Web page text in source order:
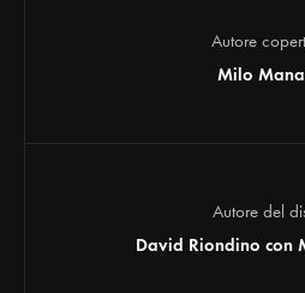
Autore
Milo
Autore del
David Riondino con